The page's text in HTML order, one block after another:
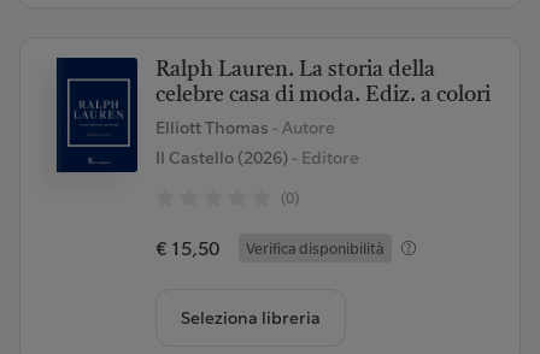
Ralph Lauren. La storia della
celebre casa di moda. Ediz. a colori
Elliott Thomas - Autore
Il Castello (2026)- Editore
(0)
€ 15,50 Verifica disponibilità
Seleziona libreria